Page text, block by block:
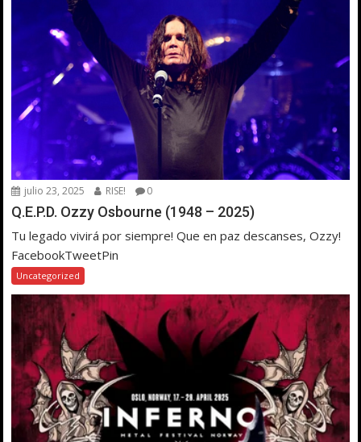
julio 23, 2025 RISE! 0
Q.E.P.D. Ozzy Osbourne (1948 – 2025)
Tu legado vivirá por siempre! Que en paz descanses, Ozzy!
FacebookTweetPin
Uncategorized